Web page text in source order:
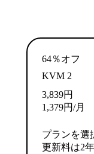
64％オフ
KVM 2
3,839円
1,379円/月
プランを選
更新料は2